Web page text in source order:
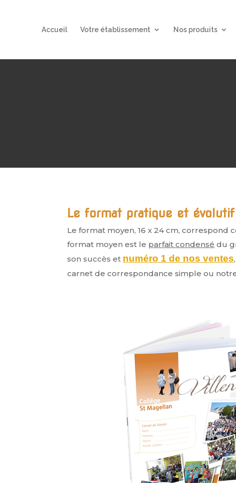
Accueil Votre établissement Nos produits
Le format pratique et évolutif
Le format moyen, 16 x 24 cm,
format moyen est le parfait condensé du
son succès et numéro 1 de nos ventes
carnet de correspondance simple ou